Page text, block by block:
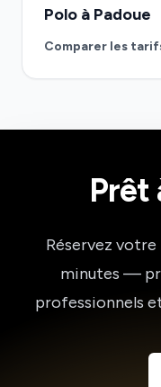
Polo à Padoue
Comparer les
Prêt
Réservez
minutes —
professionnels